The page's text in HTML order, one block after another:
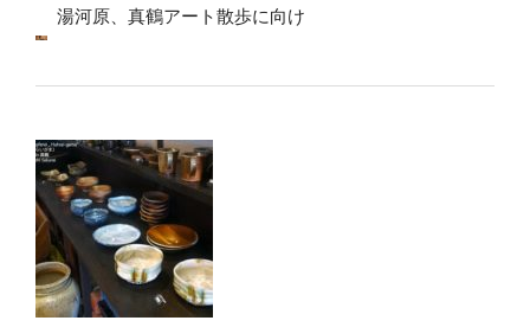
湯河原、真鶴アート散歩に向け